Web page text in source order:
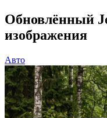
Обновлённый
изображения
Авто